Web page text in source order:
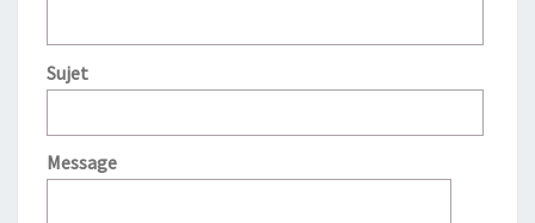
Sujet
Message